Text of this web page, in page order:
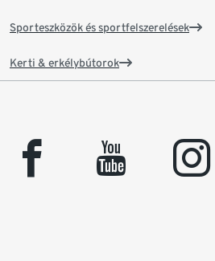
Sporteszközök és sportfelszerelések
Kerti & erkélybútorok
facebook youtube instagram